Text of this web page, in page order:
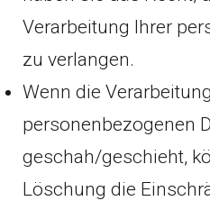
Verarbeitung Ihrer
zu verlangen.
Wenn die
personenbezogenen
geschah/geschieht,
Löschung die